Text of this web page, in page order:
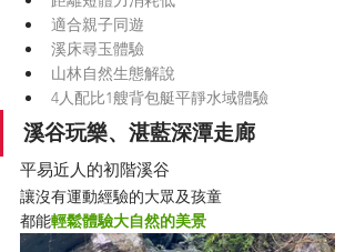
適合親子同遊
溪床尋玉體驗
山林自然生態解說
4人配比1艘背包艇平靜水域體驗
溪谷玩樂、湛藍深潭走廊
平易近人的初階溪谷
讓沒有運動經驗的大眾及孩童
都能輕鬆體驗大自然的美景